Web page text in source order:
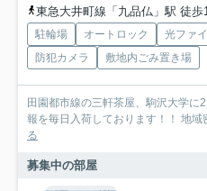
東急大井町線「九品仏」駅 徒歩
駐輪場 オートロック 光ファ
防犯カメラ
敷地内ごみ置き場
田園都市線の三軒茶屋、駒沢大学に
報を毎日入荷しております！！ 地域
る
募集中の部屋